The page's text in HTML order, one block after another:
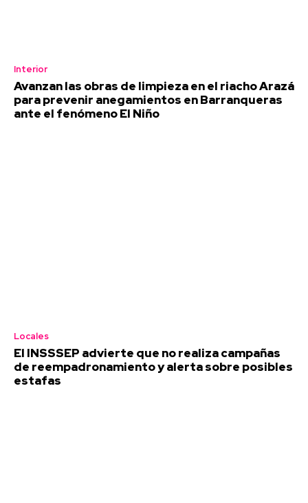
Interior
Avanzan las obras de limpieza en el riacho Arazá
para prevenir anegamientos en Barranqueras
ante el fenómeno El Niño
Locales
El INSSSEP advierte que no realiza campañas
de reempadronamiento y alerta sobre posibles
estafas